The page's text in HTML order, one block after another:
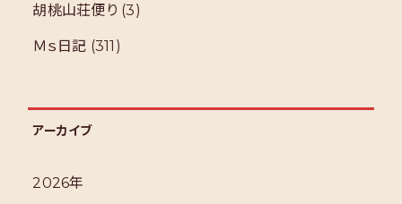
胡桃山荘便り (3)
Ｍｓ日記 (311)
アーカイブ
2026年